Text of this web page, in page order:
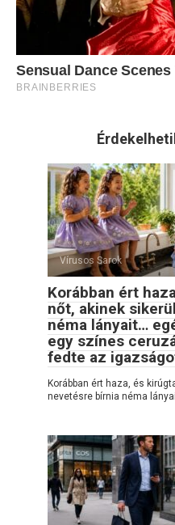
Vírusos Sarok
Korábban ért
nőt, akinek
néma lányait…
egy színes
fedte az
Korábban ért haza, és
nevetésre bírnia néma